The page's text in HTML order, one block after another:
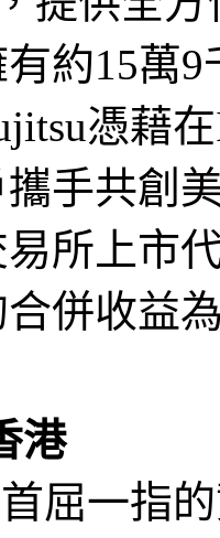
約15萬
憑藉
手共創
易所上市
併收益
港
屈一指